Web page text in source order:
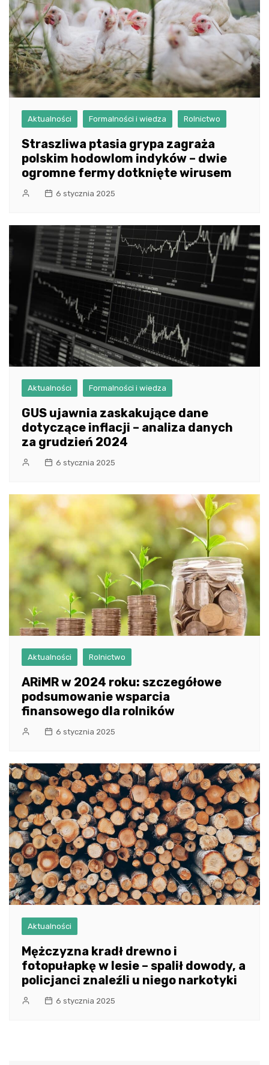
Aktualności Formalności i wiedza Rolnictwo
Straszliwa ptasia grypa zagraża
polskim hodowlom indyków – dwie
ogromne fermy dotknięte wirusem
6 stycznia 2025
Aktualności Formalności i wiedza
GUS ujawnia zaskakujące dane
dotyczące inflacji – analiza danych
za grudzień 2024
6 stycznia 2025
Aktualności Rolnictwo
ARiMR w 2024 roku: szczegółowe
podsumowanie wsparcia
finansowego dla rolników
6 stycznia 2025
Aktualności
Mężczyzna kradł drewno i
fotopułapkę w lesie – spalił dowody, a
policjanci znaleźli u niego narkotyki
6 stycznia 2025